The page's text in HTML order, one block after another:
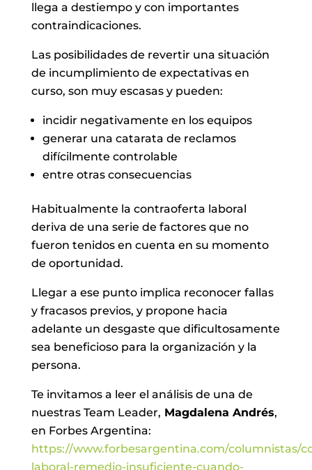
llega a destiempo y con importantes
contraindicaciones.
Las posibilidades de revertir una situación
de incumplimiento de expectativas en
curso, son muy escasas y pueden:
incidir negativamente en los equipos
generar una catarata de reclamos
difícilmente controlable
entre otras consecuencias
Habitualmente la contraoferta laboral
deriva de una serie de factores que no
fueron tenidos en cuenta en su momento
de oportunidad.
Llegar a ese punto implica reconocer fallas
y fracasos previos, y propone hacia
adelante un desgaste que dificultosamente
sea beneficioso para la organización y la
persona.
Te invitamos a leer el análisis de una de
nuestras Team Leader, Magdalena Andrés,
en Forbes Argentina:
https://www.forbesargentina.com/columnistas/
laboral-remedio-insuficiente-cuando-